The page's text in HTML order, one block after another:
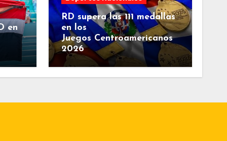
en
RD supera las 111 medallas
en los
Juegos Centroamericanos
2026